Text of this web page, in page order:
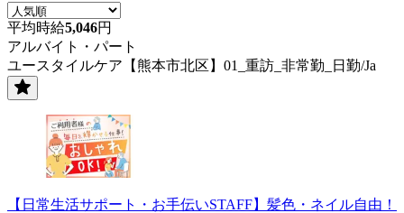
平均時給5,046円
アルバイト・パート
ユースタイルケア【熊本市北区】01_重訪_非常勤_日勤/Ja
【日常生活サポート・お手伝いSTAFF】髪色・ネイル自由！